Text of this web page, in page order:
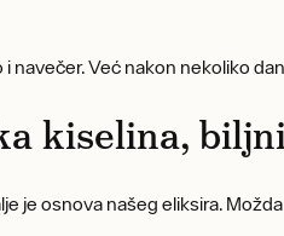
i navečer. Već nakon nekoliko
kiselina,
je osnova našeg eliksira.